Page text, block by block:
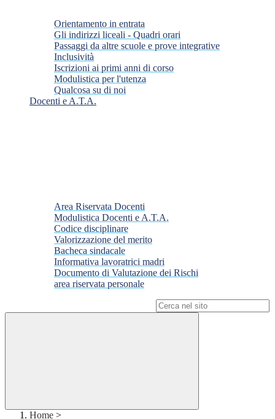
Orientamento in entrata
Gli indirizzi liceali - Quadri orari
Passaggi da altre scuole e prove integrative
Inclusività
Iscrizioni ai primi anni di corso
Modulistica per l'utenza
Qualcosa su di noi
Docenti e A.T.A.
Area Riservata Docenti
Modulistica Docenti e A.T.A.
Codice disciplinare
Valorizzazione del merito
Bacheca sindacale
Informativa lavoratrici madri
Documento di Valutazione dei Rischi
area riservata personale
Home >